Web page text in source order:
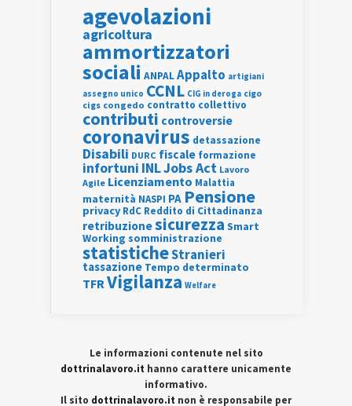
agevolazioni
agricoltura
ammortizzatori
sociali ANPALAppalto artigiani
assegno unico CCNL CIG in deroga cigo
cigs congedo contratto collettivo
contributi controversie
coronavirus detassazione
Disabili DURC fiscale formazione
infortuni INLJobs Act Lavoro
Agile Licenziamento Malattia
maternità NASPI PA Pensione
privacy RdC Reddito di Cittadinanza
retribuzionesicurezza Smart
Working somministrazione
statisticheStranieri
tassazione Tempo determinato
TFR Vigilanza Welfare
Le informazioni contenute nel sito
dottrinalavoro.it hanno carattere unicamente
informativo.
Il sito dottrinalavoro.it non è responsabile per